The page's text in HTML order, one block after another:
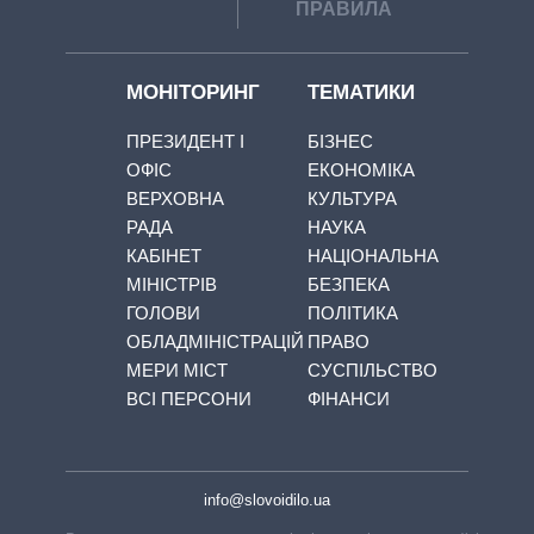
ПРАВИЛА
МОНІТОРИНГ
ПРЕЗИДЕНТ І
ОФІС
ВЕРХОВНА
РАДА
КАБІНЕТ
МІНІСТРІВ
ГОЛОВИ
ОБЛАДМІНІСТРАЦІЙ
МЕРИ МІСТ
ВСІ ПЕРСОНИ
ТЕМАТИКИ
БІЗНЕС
ЕКОНОМІКА
КУЛЬТУРА
НАУКА
НАЦІОНАЛЬНА
БЕЗПЕКА
ПОЛІТИКА
ПРАВО
СУСПІЛЬСТВО
ФІНАНСИ
info@slovoidilo.ua